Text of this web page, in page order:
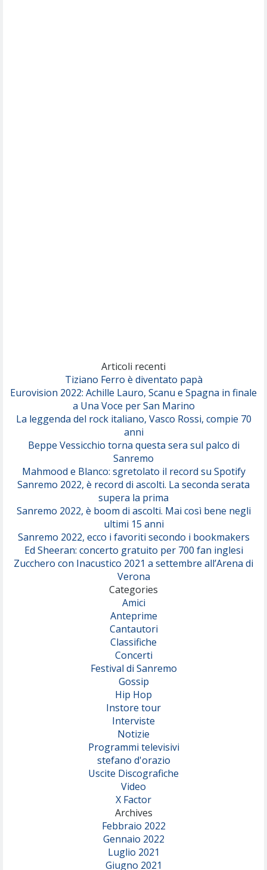
Articoli recenti
Tiziano Ferro è diventato papà
Eurovision 2022: Achille Lauro, Scanu e Spagna in finale
a Una Voce per San Marino
La leggenda del rock italiano, Vasco Rossi, compie 70
anni
Beppe Vessicchio torna questa sera sul palco di
Sanremo
Mahmood e Blanco: sgretolato il record su Spotify
Sanremo 2022, è record di ascolti. La seconda serata
supera la prima
Sanremo 2022, è boom di ascolti. Mai così bene negli
ultimi 15 anni
Sanremo 2022, ecco i favoriti secondo i bookmakers
Ed Sheeran: concerto gratuito per 700 fan inglesi
Zucchero con Inacustico 2021 a settembre all’Arena di
Verona
Categories
Amici
Anteprime
Cantautori
Classifiche
Concerti
Festival di Sanremo
Gossip
Hip Hop
Instore tour
Interviste
Notizie
Programmi televisivi
stefano d'orazio
Uscite Discografiche
Video
X Factor
Archives
Febbraio 2022
Gennaio 2022
Luglio 2021
Giugno 2021